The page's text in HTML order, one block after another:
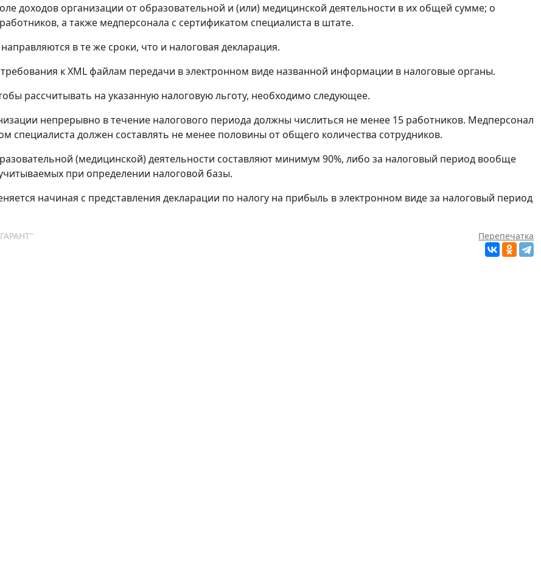
доходов организации от образовательной и (или) медицинской деятельности в их общей сумме; о
а также медперсонала с сертификатом специалиста в штате.
в те же сроки, что и налоговая декларация.
к XML файлам передачи в электронном виде названной информации в налоговые органы.
рассчитывать на указанную налоговую льготу, необходимо следующее.
непрерывно в течение налогового периода должны числиться не менее 15 работников. Медперсонал
специалиста должен составлять не менее половины от общего количества сотрудников.
(медицинской) деятельности составляют минимум 90%, либо за налоговый период вообще
при определении налоговой базы.
начиная с представления декларации по налогу на прибыль в электронном виде за налоговый период
Перепечатка